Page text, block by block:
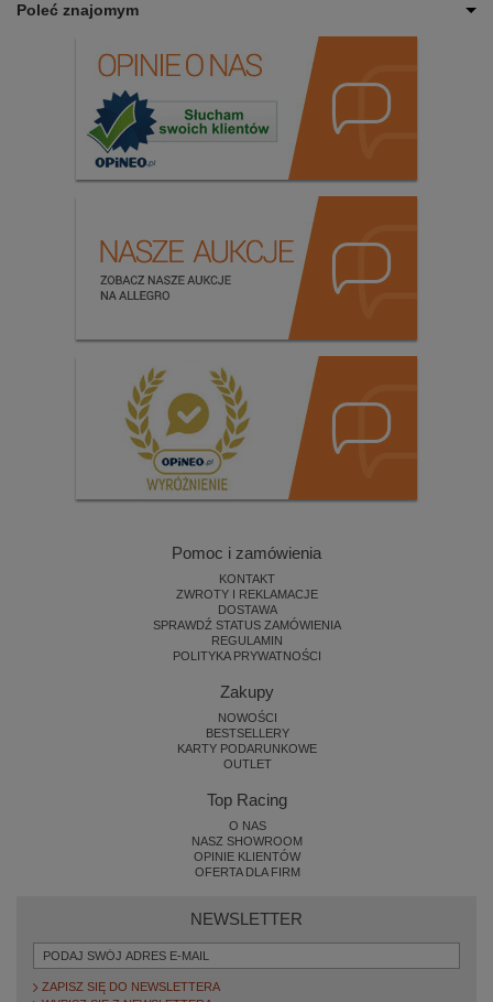
Poleć znajomym
Pomoc i zamówienia
KONTAKT
ZWROTY I REKLAMACJE
DOSTAWA
SPRAWDŹ STATUS ZAMÓWIENIA
REGULAMIN
POLITYKA PRYWATNOŚCI
Zakupy
NOWOŚCI
BESTSELLERY
KARTY PODARUNKOWE
OUTLET
Top Racing
O NAS
NASZ SHOWROOM
OPINIE KLIENTÓW
OFERTA DLA FIRM
NEWSLETTER
ZAPISZ SIĘ DO NEWSLETTERA